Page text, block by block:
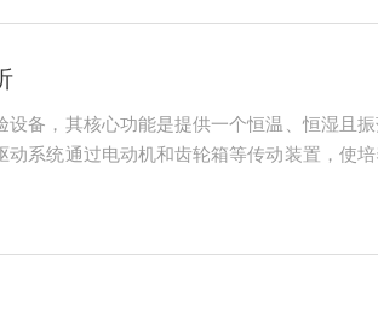
备，其核心功能是提供一个恒温、恒湿且
系统通过电动机和齿轮箱等传动装置，使